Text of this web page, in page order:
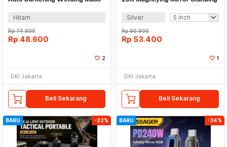
Hitam
Rp74.900
Rp 48.600
2
DKI Jakarta
Beli Sekarang
Silver
Rp90.900
Rp 53.400
1
DKI Jakarta
Beli Sekarang
BARU -22% BARU -34%